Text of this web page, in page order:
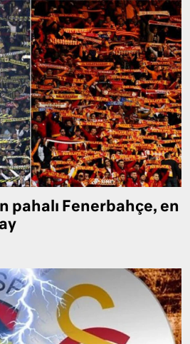
pahalı Fenerbahçe, en